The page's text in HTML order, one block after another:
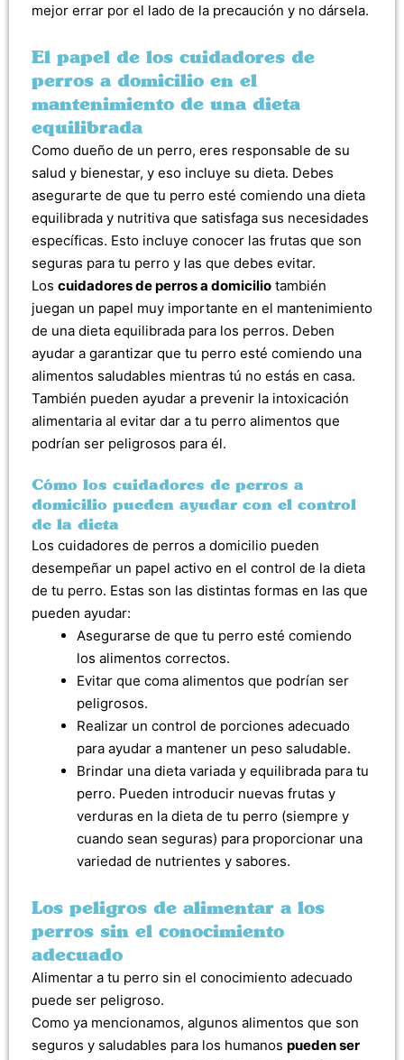
mejor errar por el lado de la precaución y no dársela.
El papel de los cuidadores de
perros a domicilio en el
mantenimiento de una dieta
equilibrada
Como dueño de un perro, eres responsable de su
salud y bienestar, y eso incluye su dieta. Debes
asegurarte de que tu perro esté comiendo una dieta
equilibrada y nutritiva que satisfaga sus necesidades
específicas. Esto incluye conocer las frutas que son
seguras para tu perro y las que debes evitar.
Los cuidadores de perros a domicilio también
juegan un papel muy importante en el mantenimiento
de una dieta equilibrada para los perros. Deben
ayudar a garantizar que tu perro esté comiendo una
alimentos saludables mientras tú no estás en casa.
También pueden ayudar a prevenir la intoxicación
alimentaria al evitar dar a tu perro alimentos que
podrían ser peligrosos para él.
Cómo los cuidadores de perros a
domicilio pueden ayudar con el control
de la dieta
Los cuidadores de perros a domicilio pueden
desempeñar un papel activo en el control de la dieta
de tu perro. Estas son las distintas formas en las que
pueden ayudar:
Asegurarse de que tu perro esté comiendo
los alimentos correctos.
Evitar que coma alimentos que podrían ser
peligrosos.
Realizar un control de porciones adecuado
para ayudar a mantener un peso saludable.
Brindar una dieta variada y equilibrada para tu
perro. Pueden introducir nuevas frutas y
verduras en la dieta de tu perro (siempre y
cuando sean seguras) para proporcionar una
variedad de nutrientes y sabores.
Los peligros de alimentar a los
perros sin el conocimiento
adecuado
Alimentar a tu perro sin el conocimiento adecuado
puede ser peligroso.
Como ya mencionamos, algunos alimentos que son
seguros y saludables para los humanos pueden ser